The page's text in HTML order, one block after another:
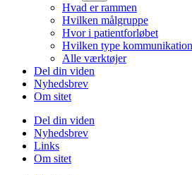
Hvad er rammen
Hvilken målgruppe
Hvor i patientforløbet
Hvilken type kommunikation
Alle værktøjer
Del din viden
Nyhedsbrev
Om sitet
Del din viden
Nyhedsbrev
Links
Om sitet